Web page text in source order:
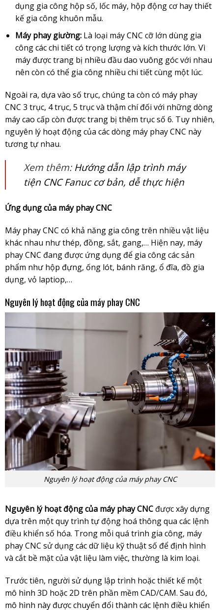
dụng gia công hộp số, lốc máy, hộp động cơ hay thiết
kế gia công khuôn mẫu.
Máy phay giường:Là loại máy CNC cỡ lớn dùng gia
công các chi tiết có trọng lượng và kích thước lớn. Vì
máy được trang bị nhiều đầu dao vuông góc với nhau
nên còn có thể gia công nhiều chi tiết cùng một lúc.
Ngoài ra, dựa vào số trục, chúng ta còn có máy phay
CNC 3 trục, 4 trục, 5 trục và thậm chí đối với những dòng
máy cao cấp còn được trang bị thêm trục số 6. Tuy nhiên,
nguyên lý hoạt động của các dòng máy phay CNC này
tương tự nhau.
Xem thêm: Hướng dẫn lập trình máy
tiện CNC Fanuc cơ bản, dễ thực hiện
Ứng dụng của máy phay CNC
Máy phay CNC có khả năng gia công trên nhiều vật liệu
khác nhau như thép, đồng, sắt, gang,… Hiện nay, máy
phay CNC đang được ứng dụng để gia công các sản
phẩm như hộp đựng, ống lót, bánh răng, ổ đĩa, đồ gia
dụng, vỏ laptiop,…
Nguyên lý hoạt động của máy phay CNC
Nguyên lý hoạt động của máy phay CNC
Nguyên lý hoạt động của máy phay CNCđược xây dựng
dựa trên một quy trình tự động hoá thông qua các lệnh
điều khiển số hóa. Trong mỗi quá trình gia công, máy
phay CNC sử dụng các dữ liệu kỹ thuật số để định hình
và cắt bề mặt của vật liệu làm việc, thường là kim loại.
Trước tiên, người sử dụng lập trình hoặc thiết kế một
mô hình 3D hoặc 2D trên phần mềm CAD/CAM. Sau đó,
mô hình này được chuyển đổi thành các lệnh điều khiển